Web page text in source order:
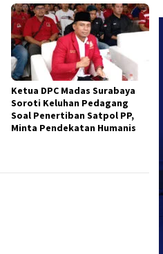
Ketua DPC Madas Surabaya
Soroti Keluhan Pedagang
Soal Penertiban Satpol PP,
Minta Pendekatan Humanis